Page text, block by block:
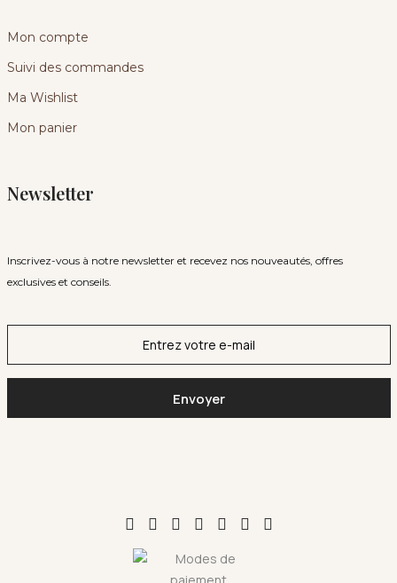
Mon compte
Suivi des commandes
Ma Wishlist
Mon panier
Newsletter
Inscrivez-vous à notre newsletter et recevez nos nouveautés, offres
exclusives et conseils.